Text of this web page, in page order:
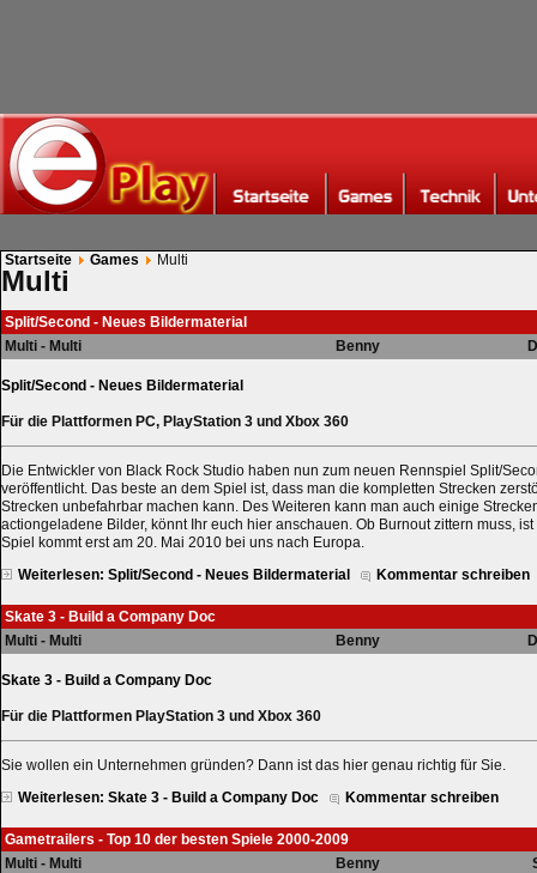
Startseite Games Multi
Multi
Split/Second - Neues Bildermaterial
Multi - Multi
Benny
Split/Second - Neues Bildermaterial
Für die Plattformen PC, PlayStation 3 und Xbox 360
Die Entwickler von Black Rock Studio haben nun zum neuen Rennspiel Split/
veröffentlicht. Das beste an dem Spiel ist, dass man die kompletten Strecken
Strecken unbefahrbar machen kann. Des Weiteren kann man auch einige
actiongeladene Bilder, könnt Ihr euch hier anschauen. Ob Burnout zittern muss,
Spiel kommt erst am 20. Mai 2010 bei uns nach Europa.
Weiterlesen: Split/Second - Neues Bildermaterial
Kommentar schreiben
Skate 3 - Build a Company Doc
Multi - Multi
Benny
Skate 3 - Build a Company Doc
Für die Plattformen PlayStation 3 und Xbox 360
Sie wollen ein Unternehmen gründen? Dann ist das hier genau richtig für Sie.
Weiterlesen: Skate 3 - Build a Company Doc
Kommentar schreiben
Gametrailers - Top 10 der besten Spiele 2000-2009
Multi - Multi
Benny